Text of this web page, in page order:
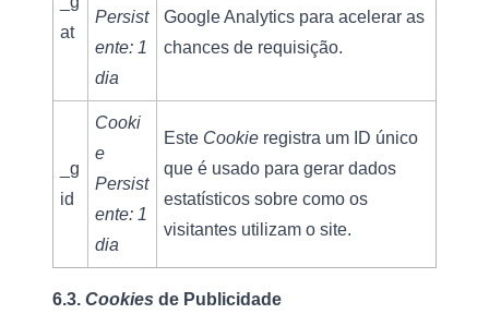
at
Persist
ente: 1
dia
Google Analytics para acelerar as
chances de requisição.
_g
id
Cooki
e
Persist
ente: 1
dia
Este Cookie registra um ID único
que é usado para gerar dados
estatísticos sobre como os
visitantes utilizam o site.
6.3. Cookies de Publicidade